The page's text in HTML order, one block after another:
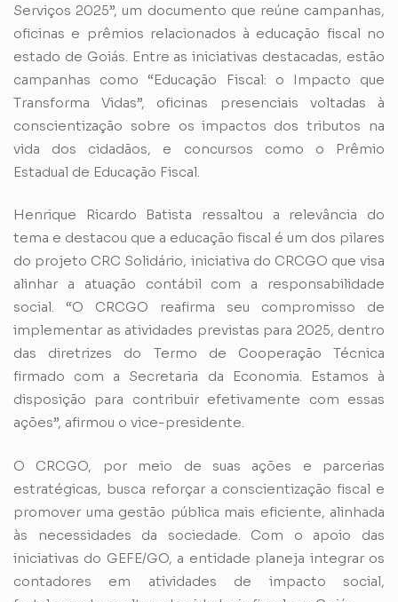
Serviços 2025”, um documento que reúne campanhas,
oficinas e prêmios relacionados à educação fiscal no
estado de Goiás. Entre as iniciativas destacadas, estão
campanhas como “Educação Fiscal: o Impacto que
Transforma Vidas”, oficinas presenciais voltadas à
conscientização sobre os impactos dos tributos na
vida dos cidadãos, e concursos como o Prêmio
Estadual de Educação Fiscal.
Henrique Ricardo Batista ressaltou a relevância do
tema e destacou que a educação fiscal é um dos pilares
do projeto CRC Solidário, iniciativa do CRCGO que visa
alinhar a atuação contábil com a responsabilidade
social. “O CRCGO reafirma seu compromisso de
implementar as atividades previstas para 2025, dentro
das diretrizes do Termo de Cooperação Técnica
firmado com a Secretaria da Economia. Estamos à
disposição para contribuir efetivamente com essas
ações”, afirmou o vice-presidente.
O CRCGO, por meio de suas ações e parcerias
estratégicas, busca reforçar a conscientização fiscal e
promover uma gestão pública mais eficiente, alinhada
às necessidades da sociedade. Com o apoio das
iniciativas do GEFE/GO, a entidade planeja integrar os
contadores em atividades de impacto social,